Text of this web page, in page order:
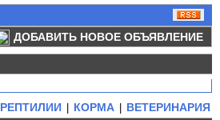
ДОБАВИТЬ НОВОЕ ОБЪЯВЛЕНИЕ
РЕПТИЛИИ КОРМА
ВЕТЕРИНАРИЯ